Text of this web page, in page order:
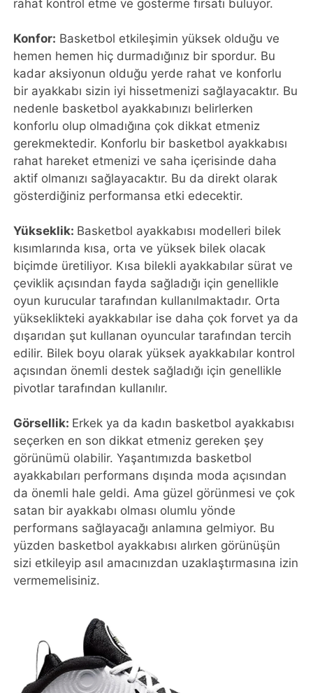
rahat kontrol etme ve gösterme fırsatı buluyor.
Konfor: Basketbol etkileşimin yüksek olduğu ve
hemen hemen hiç durmadığınız bir spordur. Bu
kadar aksiyonun olduğu yerde rahat ve konforlu
bir ayakkabı sizin iyi hissetmenizi sağlayacaktır. Bu
nedenle basketbol ayakkabınızı belirlerken
konforlu olup olmadığına çok dikkat etmeniz
gerekmektedir. Konforlu bir basketbol ayakkabısı
rahat hareket etmenizi ve saha içerisinde daha
aktif olmanızı sağlayacaktır. Bu da direkt olarak
gösterdiğiniz performansa etki edecektir.
Yükseklik: Basketbol ayakkabısı modelleri bilek
kısımlarında kısa, orta ve yüksek bilek olacak
biçimde üretiliyor. Kısa bilekli ayakkabılar sürat ve
çeviklik açısından fayda sağladığı için genellikle
oyun kurucular tarafından kullanılmaktadır. Orta
yükseklikteki ayakkabılar ise daha çok forvet ya da
dışarıdan şut kullanan oyuncular tarafından tercih
edilir. Bilek boyu olarak yüksek ayakkabılar kontrol
açısından önemli destek sağladığı için genellikle
pivotlar tarafından kullanılır.
Görsellik: Erkek ya da kadın basketbol ayakkabısı
seçerken en son dikkat etmeniz gereken şey
görünümü olabilir. Yaşantımızda basketbol
ayakkabıları performans dışında moda açısından
da önemli hale geldi. Ama güzel görünmesi ve çok
satan bir ayakkabı olması olumlu yönde
performans sağlayacağı anlamına gelmiyor. Bu
yüzden basketbol ayakkabısı alırken görünüşün
sizi etkileyip asıl amacınızdan uzaklaştırmasına izin
vermemelisiniz.